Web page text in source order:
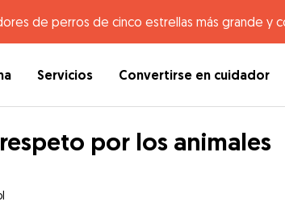
de perros de cinco estrellas más grande y
Servicios Convertirse en cuidador
por los animales